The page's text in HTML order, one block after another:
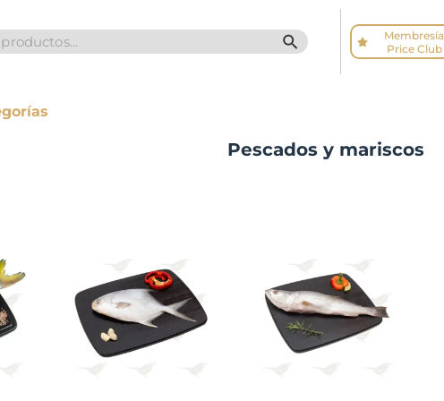
SEARCH BUTTON
Membresía
Price Club
Pescados y mariscos